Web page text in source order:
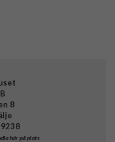
8
här på plats